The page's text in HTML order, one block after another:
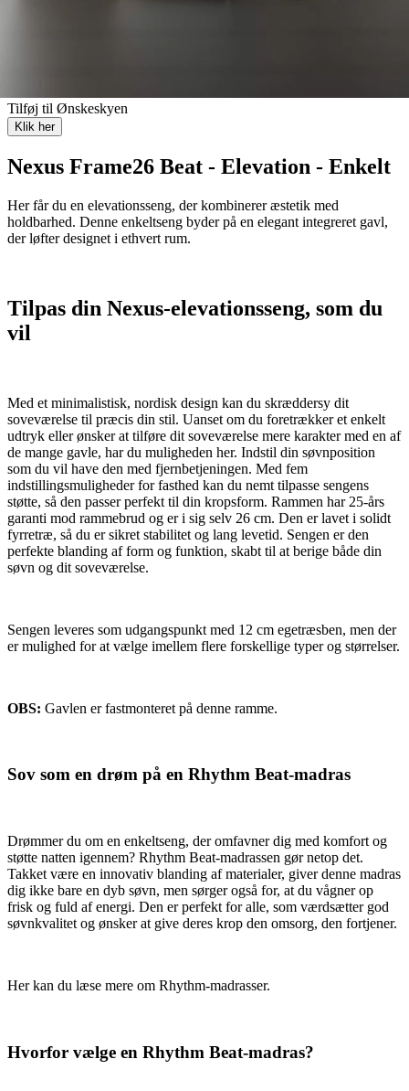
Tilføj til Ønskeskyen
Klik her
Nexus Frame26 Beat - Elevation - Enkelt
Her får du en elevationsseng, der kombinerer æstetik med
holdbarhed. Denne enkeltseng byder på en elegant integreret gavl,
der løfter designet i ethvert rum.
Tilpas din Nexus-elevationsseng, som du
vil
Med et minimalistisk, nordisk design kan du skræddersy dit
soveværelse til præcis din stil. Uanset om du foretrækker et enkelt
udtryk eller ønsker at tilføre dit soveværelse mere karakter med en af
de mange gavle, har du muligheden her. Indstil din søvnposition
som du vil have den med fjernbetjeningen. Med fem
indstillingsmuligheder for fasthed kan du nemt tilpasse sengens
støtte, så den passer perfekt til din kropsform. Rammen har 25-års
garanti mod rammebrud og er i sig selv 26 cm. Den er lavet i solidt
fyrretræ, så du er sikret stabilitet og lang levetid. Sengen er den
perfekte blanding af form og funktion, skabt til at berige både din
søvn og dit soveværelse.
Sengen leveres som udgangspunkt med 12 cm egetræsben, men der
er mulighed for at vælge imellem flere forskellige typer og størrelser.
OBS: Gavlen er fastmonteret på denne ramme.
Sov som en drøm på en Rhythm Beat-madras
Drømmer du om en enkeltseng, der omfavner dig med komfort og
støtte natten igennem? Rhythm Beat-madrassen gør netop det.
Takket være en innovativ blanding af materialer, giver denne madras
dig ikke bare en dyb søvn, men sørger også for, at du vågner op
frisk og fuld af energi. Den er perfekt for alle, som værdsætter god
søvnkvalitet og ønsker at give deres krop den omsorg, den fortjener.
Her kan du læse mere om Rhythm-madrasser.
Hvorfor vælge en Rhythm Beat-madras?